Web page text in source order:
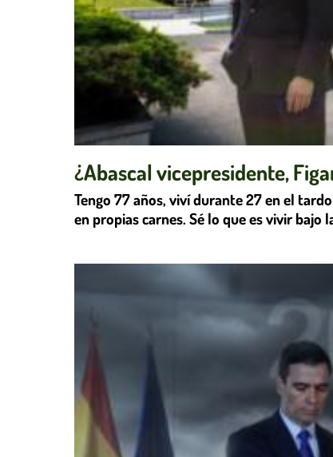
¿Abascal vicepresidente,
Tengo 77 años, viví durante 27 en el
en propias carnes. Sé lo que es vivir bajo